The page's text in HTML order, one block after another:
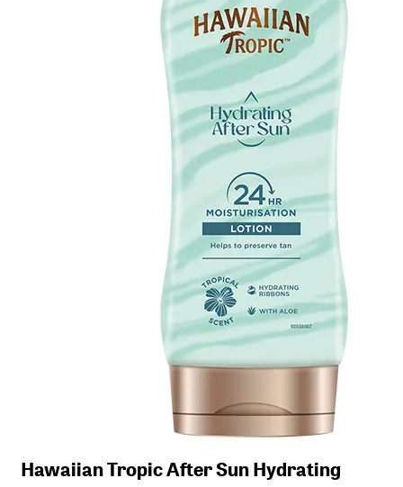
NIVEA Sun UV Gesicht Anti-Age & Anti-